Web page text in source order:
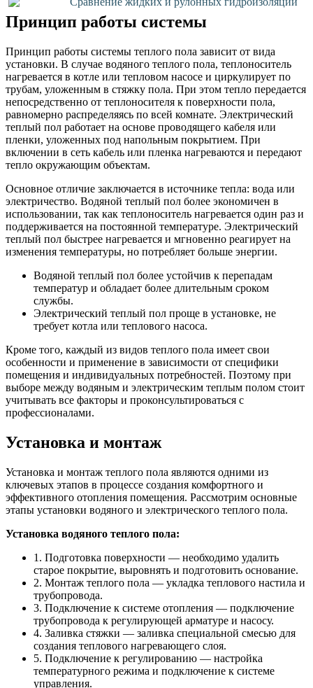
Принцип работы системы
Принцип работы системы теплого пола зависит от вида
установки. В случае водяного теплого пола, теплоноситель
нагревается в котле или тепловом насосе и циркулирует по
трубам, уложенным в стяжку пола. При этом тепло передается
непосредственно от теплоносителя к поверхности пола,
равномерно распределяясь по всей комнате. Электрический
теплый пол работает на основе проводящего кабеля или
пленки, уложенных под напольным покрытием. При
включении в сеть кабель или пленка нагреваются и передают
тепло окружающим объектам.
Основное отличие заключается в источнике тепла: вода или
электричество. Водяной теплый пол более экономичен в
использовании, так как теплоноситель нагревается один раз и
поддерживается на постоянной температуре. Электрический
теплый пол быстрее нагревается и мгновенно реагирует на
изменения температуры, но потребляет больше энергии.
Водяной теплый пол более устойчив к перепадам
температур и обладает более длительным сроком
службы.
Электрический теплый пол проще в установке, не
требует котла или теплового насоса.
Кроме того, каждый из видов теплого пола имеет свои
особенности и применение в зависимости от специфики
помещения и индивидуальных потребностей. Поэтому при
выборе между водяным и электрическим теплым полом стоит
учитывать все факторы и проконсультироваться с
профессионалами.
Установка и монтаж
Установка и монтаж теплого пола являются одними из
ключевых этапов в процессе создания комфортного и
эффективного отопления помещения. Рассмотрим основные
этапы установки водяного и электрического теплого пола.
Установка водяного теплого пола:
1. Подготовка поверхности — необходимо удалить
старое покрытие, выровнять и подготовить основание.
2. Монтаж теплого пола — укладка теплового настила и
трубопровода.
3. Подключение к системе отопления — подключение
трубопровода к регулирующей арматуре и насосу.
4. Заливка стяжки — заливка специальной смесью для
создания теплового нагревающего слоя.
5. Подключение к регулированию — настройка
температурного режима и подключение к системе
управления.